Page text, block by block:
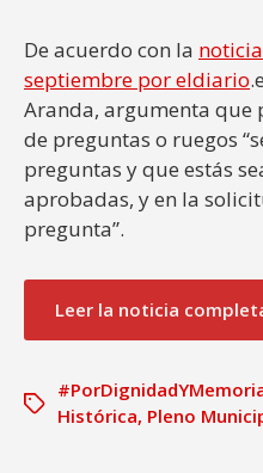
De acuerdo con la
septiembre por eldiario
Aranda, argumenta
de preguntas o ruegos
preguntas y que estás
aprobadas, y en la
pregunta”.
Leer la noticia
Histórica, Pleno